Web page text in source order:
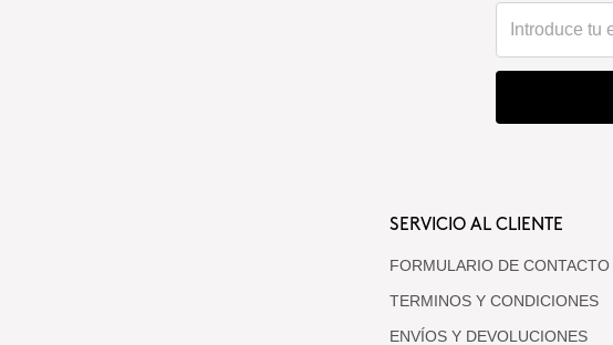
SERVICIO AL CLIENTE
FORMULARIO DE CONTACTO
TERMINOS Y CONDICIONES
ENVÍOS Y DEVOLUCIONES